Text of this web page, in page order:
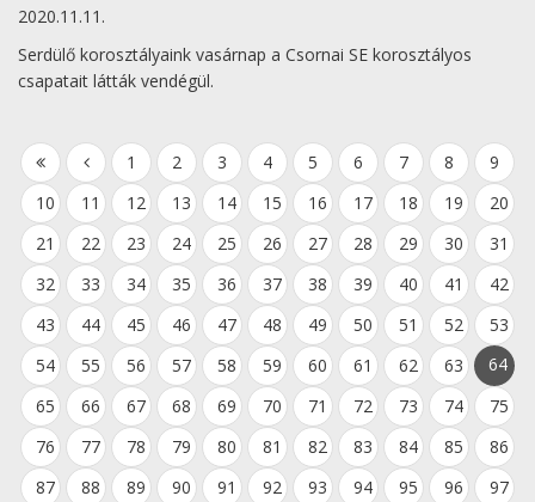
2020.11.11.
Serdülő korosztályaink vasárnap a Csornai SE korosztályos
csapatait látták vendégül.
1 2 3 4 5 6 7 8
9
10
11 12 13 14 15 16 17 18 19
20
21
22 23 24 25 26 27 28 29 30
31
32
33 34 35 36 37 38 39 40 41
42
43
44 45 46 47 48 49 50 51 52
53
54
55 56 57 58 59 60 61 62 63
64
65
66 67 68 69 70 71 72 73 74
75
76
77 78 79 80 81 82 83 84 85
86
87
88 89 90 91 92 93 94 95 96
97